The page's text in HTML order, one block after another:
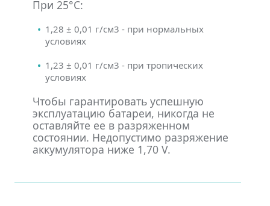
При 25°С:
1,28 ± 0,01 г/см3 - при нормальных
условиях
1,23 ± 0,01 г/см3 - при тропических
условиях
Чтобы гарантировать успешную
эксплуатацию батареи, никогда не
оставляйте ее в разряженном
состоянии. Недопустимо разряжение
аккумулятора ниже 1,70 V.